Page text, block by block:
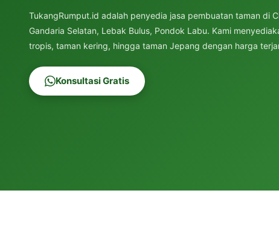
TukangRumput.id adalah penyedia jasa pembuatan taman di
Gandaria Selatan, Lebak Bulus, Pondok Labu. Kami
tropis, taman kering, hingga taman Jepang dengan harga
Konsultasi Gratis